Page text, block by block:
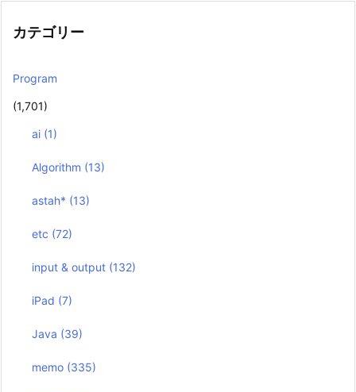
カテゴリー
Program
(1,701)
ai (1)
Algorithm (13)
astah* (13)
etc (72)
input & output (132)
iPad (7)
Java (39)
memo (335)